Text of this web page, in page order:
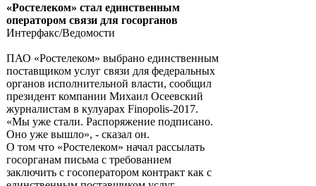
«Ростелеком» стал единственным
оператором связи для госорганов
Интерфакс/Ведомости
ПАО «Ростелеком» выбрано единственным
поставщиком услуг связи для федеральных
органов исполнительной власти, сообщил
президент компании Михаил Осеевский
журналистам в кулуарах Finopolis-2017.
«Мы уже стали. Распоряжение подписано.
Оно уже вышло», - сказал он.
О том что «Ростелеком» начал рассылать
госорганам письма с требованием
заключить с госоператором контракт как с